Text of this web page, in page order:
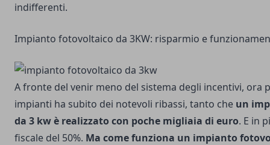
indifferenti.
Impianto fotovoltaico da 3KW: risparmio e
A fronte del venir meno del sistema degli incentivi, ora
impianti ha subito dei notevoli ribassi, tanto che un
da 3 kw è realizzato con poche migliaia di euro. E in
fiscale del 50%. Ma come funziona un impianto